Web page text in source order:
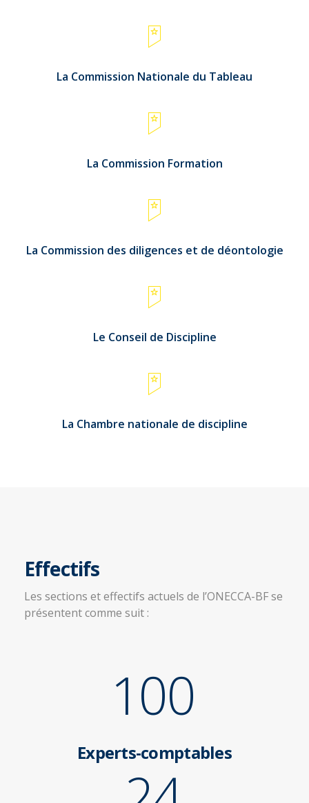
La Commission Nationale du Tableau
La Commission Formation
La Commission des diligences et de déontologie
Le Conseil de Discipline
La Chambre nationale de discipline
Effectifs
Les sections et effectifs actuels de l’ONECCA-BF se
présentent comme suit :
100
Experts-comptables